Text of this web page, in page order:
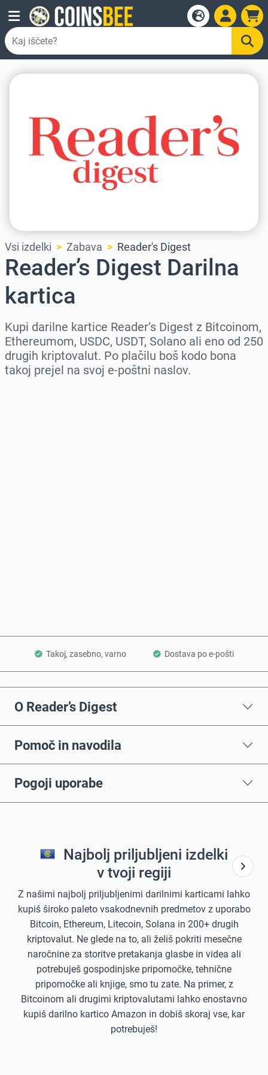
Vsi izdelki Zabava Reader's Digest
Reader’s Digest Darilna
kartica
Kupi darilne kartice Reader’s Digest z Bitcoinom,
Ethereumom, USDC, USDT, Solano ali eno od 250
drugih kriptovalut. Po plačilu boš kodo bona
takoj prejel na svoj e-poštni naslov.
Takoj, zasebno, varno Dostava po e-pošti
O Reader’s Digest
Pomoč in navodila
Pogoji uporabe
Najbolj priljubljeni izdelki
v tvoji regiji
Z našimi najbolj priljubljenimi darilnimi karticami lahko
kupiš široko paleto vsakodnevnih predmetov z uporabo
Bitcoin, Ethereum, Litecoin, Solana in 200+ drugih
kriptovalut. Ne glede na to, ali želiš pokriti mesečne
naročnine za storitve pretakanja glasbe in videa ali
potrebuješ gospodinjske pripomočke, tehnične
pripomočke ali knjige, smo tu zate. Na primer, z
Bitcoinom ali drugimi kriptovalutami lahko enostavno
kupiš darilno kartico Amazon in dobiš skoraj vse, kar
potrebuješ!